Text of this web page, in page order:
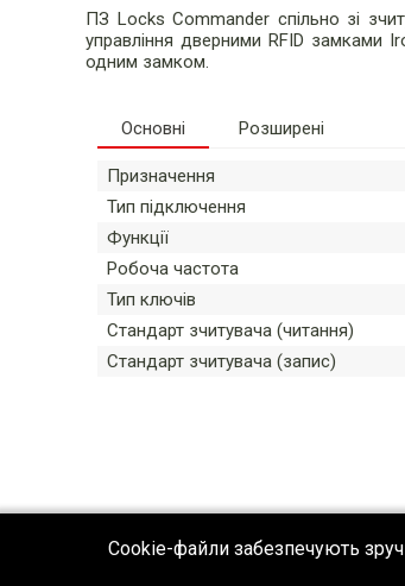
ПЗ Locks Commander спільно зі
управління дверними RFID замками
одним замком.
Основні Розширені
Призначення
Тип підключення
Функції
Робоча частота
Тип ключів
Стандарт зчитувача (читання)
Стандарт зчитувача (запис)
Cookie-файли забезпечують